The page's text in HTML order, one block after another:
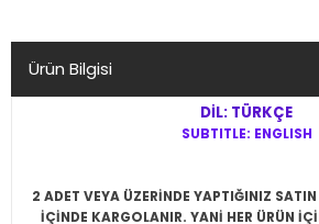
Ürün Bilgisi
DİL: TÜRKÇE
SUBTITLE: ENGLISH
2 ADET VEYA ÜZERİNDE YAPTIĞINIZ
İÇİNDE KARGOLANIR. YANİ HER ÜRÜN